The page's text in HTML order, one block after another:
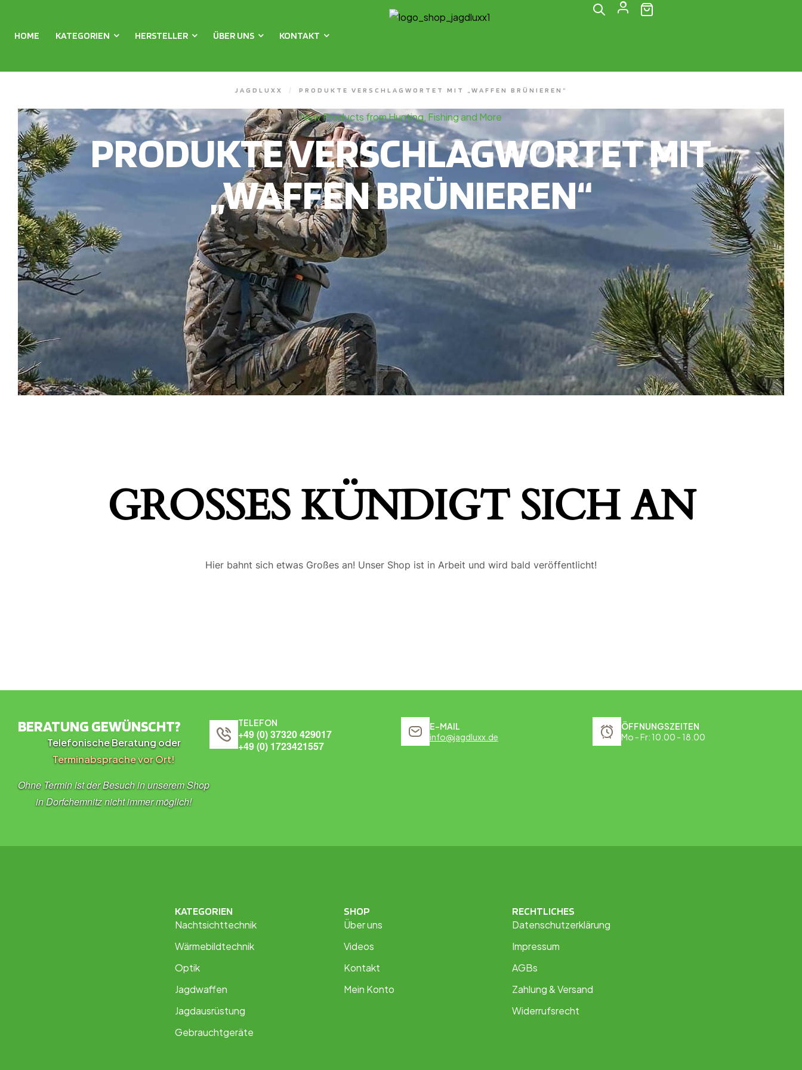
HOME KATEGORIEN HERSTELLER ÜBER UNS KONTAKT
JAGDLUXX / PRODUKTE VERSCHLAGWORTET MIT „WAFFEN BRÜNIEREN“
New Products from Hunting, Fishing and More
PRODUKTE VERSCHLAGWORTET MIT
„WAFFEN BRÜNIEREN“
GROSSES KÜNDIGT SICH AN
Hier bahnt sich etwas Großes an! Unser Shop ist in Arbeit und wird bald veröffentlicht!
BERATUNG GEWÜNSCHT?
Telefonische Beratung oder
Terminabsprache vor Ort!
Ohne Termin ist der Besuch in unserem Shop
in Dorfchemnitz nicht immer möglich!
TELEFON
+49 (0) 37320 429017
+49 (0) 1723421557
E-MAIL
info@jagdluxx.de
ÖFFNUNGSZEITEN
Mo - Fr: 10.00 - 18.00
KATEGORIEN
Nachtsichttechnik
Wärmebildtechnik
Optik
Jagdwaffen
Jagdausrüstung
Gebrauchtgeräte
SHOP
Über uns
Videos
Kontakt
Mein Konto
RECHTLICHES
Datenschutzerklärung
Impressum
AGBs
Zahlung & Versand
Widerrufsrecht